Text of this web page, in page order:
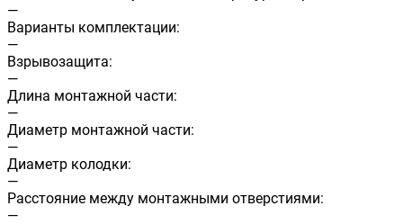
—
Варианты комплектации:
—
Взрывозащита:
—
Длина монтажной части:
—
Диаметр монтажной части:
—
Диаметр колодки:
—
Расстояние между монтажными отверстиями:
—